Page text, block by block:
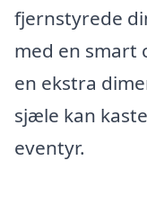
fjernstyrede
med en smart
en ekstra
sjæle kan
eventyr.